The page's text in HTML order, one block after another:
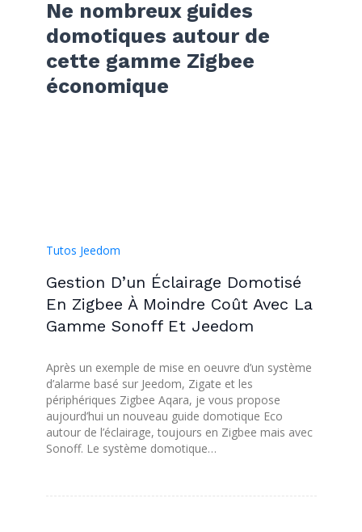
Ne nombreux guides
domotiques autour de
cette gamme Zigbee
économique
Tutos Jeedom
Gestion D’un Éclairage Domotisé
En Zigbee À Moindre Coût Avec La
Gamme Sonoff Et Jeedom
Après un exemple de mise en oeuvre d’un système
d’alarme basé sur Jeedom, Zigate et les
périphériques Zigbee Aqara, je vous propose
aujourd’hui un nouveau guide domotique Eco
autour de l’éclairage, toujours en Zigbee mais avec
Sonoff. Le système domotique…